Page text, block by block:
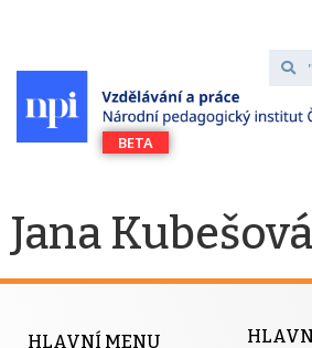
Jana Kubešová
HLAVNÍ MENU